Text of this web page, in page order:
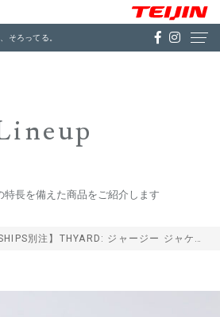
そろってる。
特長を備えた商品をご紹介します
SHIPS別注】THYARD: ジャージー ジャケット